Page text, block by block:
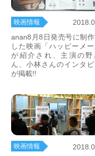
映画情報
anan8月8日発売号に制
した映画「ハッピーメー
が紹介され、主演の野
ん、小林さんのインタ
が掲載!!
映画情報